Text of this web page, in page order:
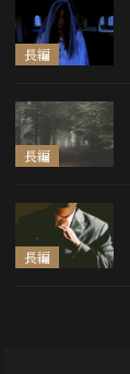
長編
長編
長編